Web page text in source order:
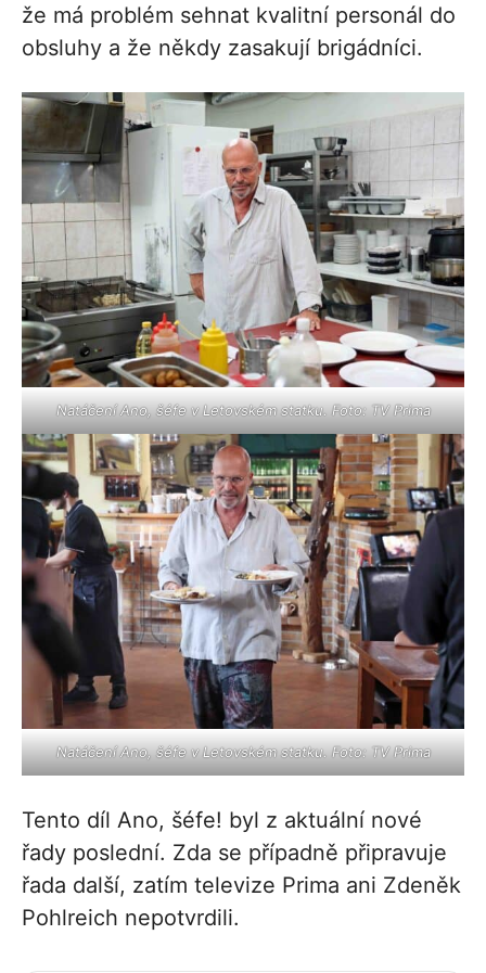
že má problém sehnat kvalitní personál do
obsluhy a že někdy zasakují brigádníci.
Natáčení Ano, šéfe v Letovském statku. Foto: TV Prima
Natáčení Ano, šéfe v Letovském statku. Foto: TV Prima
Tento díl Ano, šéfe! byl z aktuální nové
řady poslední. Zda se případně připravuje
řada další, zatím televize Prima ani Zdeněk
Pohlreich nepotvrdili.